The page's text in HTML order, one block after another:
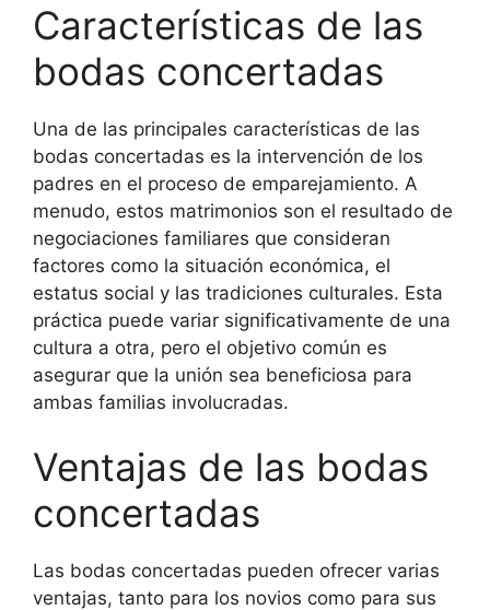
Características de las
bodas concertadas
Una de las principales características de las
bodas concertadas es la intervención de los
padres en el proceso de emparejamiento. A
menudo, estos matrimonios son el resultado de
negociaciones familiares que consideran
factores como la situación económica, el
estatus social y las tradiciones culturales. Esta
práctica puede variar significativamente de una
cultura a otra, pero el objetivo común es
asegurar que la unión sea beneficiosa para
ambas familias involucradas.
Ventajas de las bodas
concertadas
Las bodas concertadas pueden ofrecer varias
ventajas, tanto para los novios como para sus